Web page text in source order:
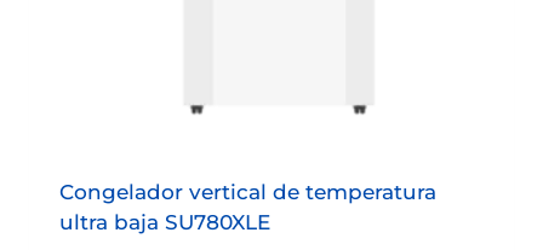
Congelador vertical de temperatura
ultra baja SU780XLE